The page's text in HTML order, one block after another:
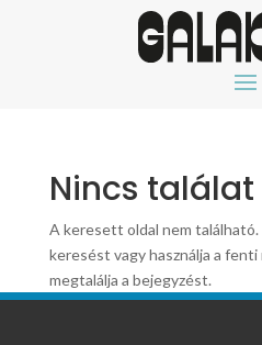
Nincs találat
A keresett oldal nem található.
keresést vagy használja a
megtalálja a bejegyzést.